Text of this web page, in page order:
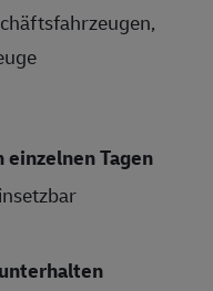
Tagen
unterhalten